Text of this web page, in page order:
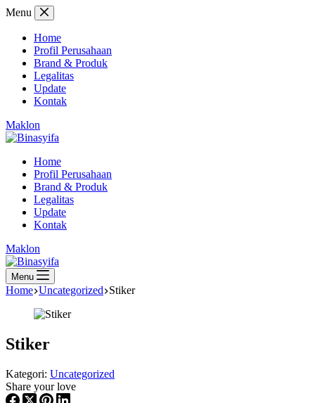
Skip
content
Menu
Home
Profil Perusahaan
Brand & Produk
Legalitas
Update
Kontak
Maklon
Home
Profil Perusahaan
Brand & Produk
Legalitas
Update
Kontak
Maklon
Menu
Home Uncategorized Stiker
Stiker
Kategori: Uncategorized
Share your love